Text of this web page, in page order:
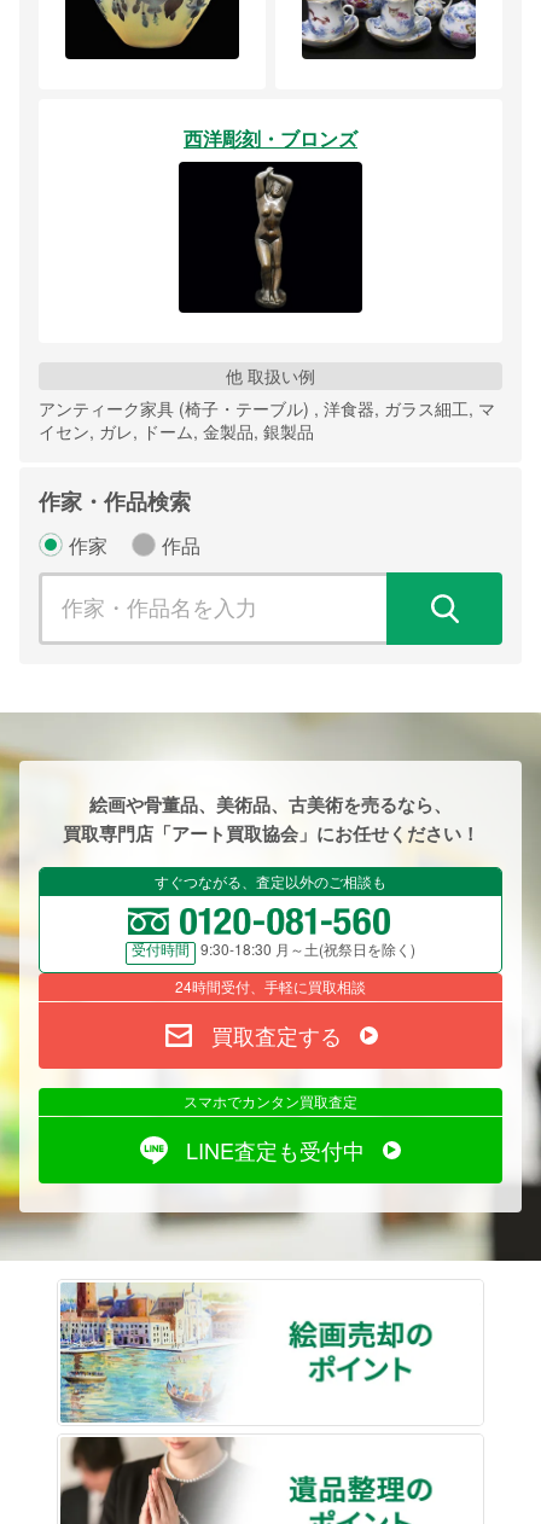
西洋彫刻・ブロンズ
他 取扱い例
アンティーク家具 (椅子・テーブル) , 洋食器, ガラス細工, マ
イセン, ガレ, ドーム, 金製品, 銀製品
作家・作品検索
作家 作品
絵画や骨董品、美術品、古美術を売るなら、
買取専門店「アート買取協会」にお任せください！
すぐつながる、査定以外のご相談も
受付時間
9:30-18:30 月～土(祝祭日を除く)
24時間受付、手軽に買取相談
買取査定する
スマホでカンタン買取査定
LINE査定も受付中